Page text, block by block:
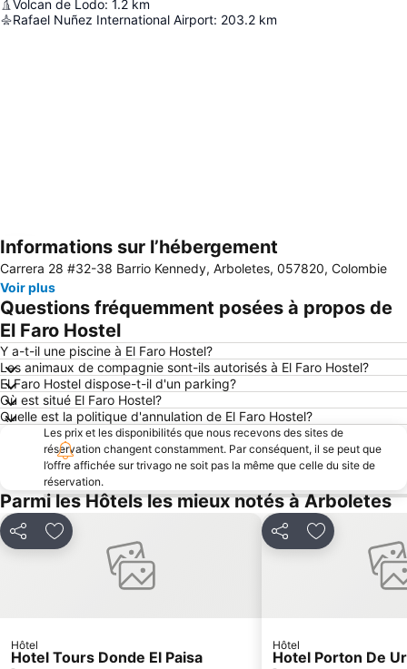
Volcan de Lodo: 1.2 km
Rafael Nuñez International Airport: 203.2 km
Agrandir la carte
Informations sur l’hébergement
Carrera 28 #32-38 Barrio Kennedy, Arboletes, 057820, Colombie
Voir plus
Questions fréquemment posées à propos de
El Faro Hostel
Y a-t-il une piscine à El Faro Hostel?
Les animaux de compagnie sont-ils autorisés à El Faro Hostel?
El Faro Hostel dispose-t-il d'un parking?
Où est situé El Faro Hostel?
Quelle est la politique d'annulation de El Faro Hostel?
Les prix et les disponibilités que nous recevons des sites de
réservation changent constamment. Par conséquent, il se peut que
l’offre affichée sur trivago ne soit pas la même que celle du site de
réservation.
Parmi les Hôtels les mieux notés à Arboletes
PartagerAjouter à mes favoris
Hôtel
Hotel Tours Donde El Paisa
PartagerAjouter à
Hôtel
Hotel Porton De